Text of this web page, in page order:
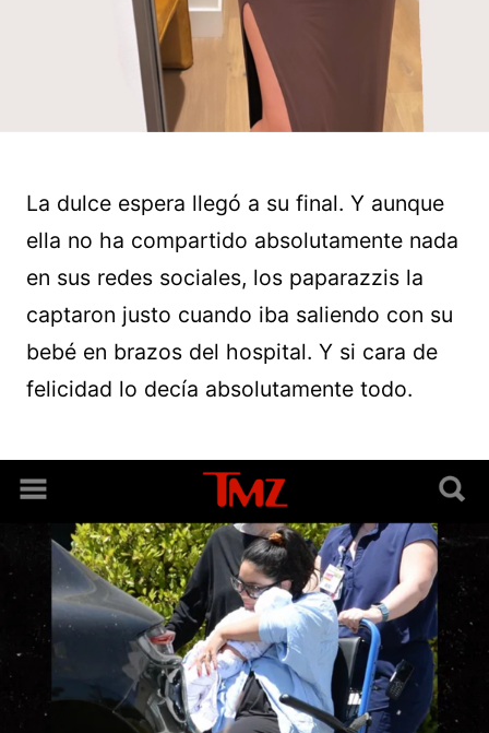
La dulce espera llegó a su final. Y aunque
ella no ha compartido absolutamente nada
en sus redes sociales, los paparazzis la
captaron justo cuando iba saliendo con su
bebé en brazos del hospital. Y si cara de
felicidad lo decía absolutamente todo.